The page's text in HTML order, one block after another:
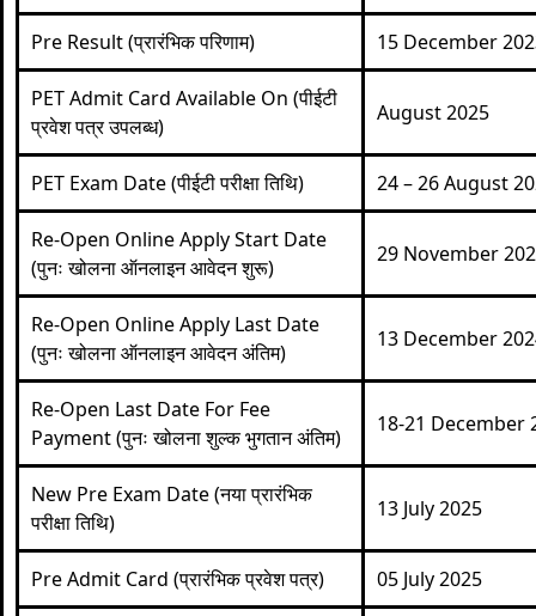
Pre Result (प्रारंभिक परिणाम) 15 December
PET Admit Card Available On (पीईटी
प्रवेश पत्र उपलब्ध)
August 2025
PET Exam Date (पीईटी परीक्षा तिथि) 24 – 26 August
Re-Open Online Apply Start Date
(पुनः खोलना ऑनलाइन आवेदन शुरू)
29 November
Re-Open Online Apply Last Date
(पुनः खोलना ऑनलाइन आवेदन अंतिम)
13 December
Re-Open Last Date For Fee
Payment (पुनः खोलना शुल्क भुगतान अंतिम)
18-21 December
New Pre Exam Date (नया प्रारंभिक
परीक्षा तिथि)
13 July 2025
Pre Admit Card (प्रारंभिक प्रवेश पत्र) 05 July 2025